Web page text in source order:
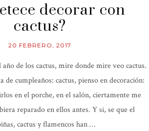
decorar con
cactus?
20 FEBRERO, 2017
de los cactus, mire donde mire veo cactus.
de cumpleaños: cactus, pienso en decoración:
en el porche, en el salón, ciertamente me
reparado en ellos antes. Y si, se que el
cactus y flamencos han …